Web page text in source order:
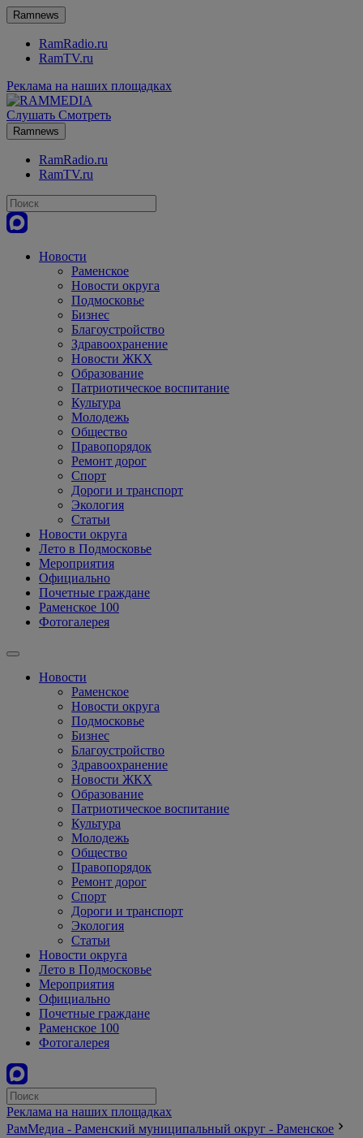
Ramnews
RamRadio.ru
RamTV.ru
Реклама на наших площадках
Слушать Смотреть
Ramnews
RamRadio.ru
RamTV.ru
Новости
Раменское
Новости округа
Подмосковье
Бизнес
Благоустройство
Здравоохранение
Новости ЖКХ
Образование
Патриотическое воспитание
Культура
Молодежь
Общество
Правопорядок
Ремонт дорог
Спорт
Дороги и транспорт
Экология
Статьи
Новости округа
Лето в Подмосковье
Мероприятия
Официально
Почетные граждане
Раменское 100
Фотогалерея
Новости
Раменское
Новости округа
Подмосковье
Бизнес
Благоустройство
Здравоохранение
Новости ЖКХ
Образование
Патриотическое воспитание
Культура
Молодежь
Общество
Правопорядок
Ремонт дорог
Спорт
Дороги и транспорт
Экология
Статьи
Новости округа
Лето в Подмосковье
Мероприятия
Официально
Почетные граждане
Раменское 100
Фотогалерея
Реклама на наших площадках
РамМедиа - Раменский муниципальный округ - Раменское